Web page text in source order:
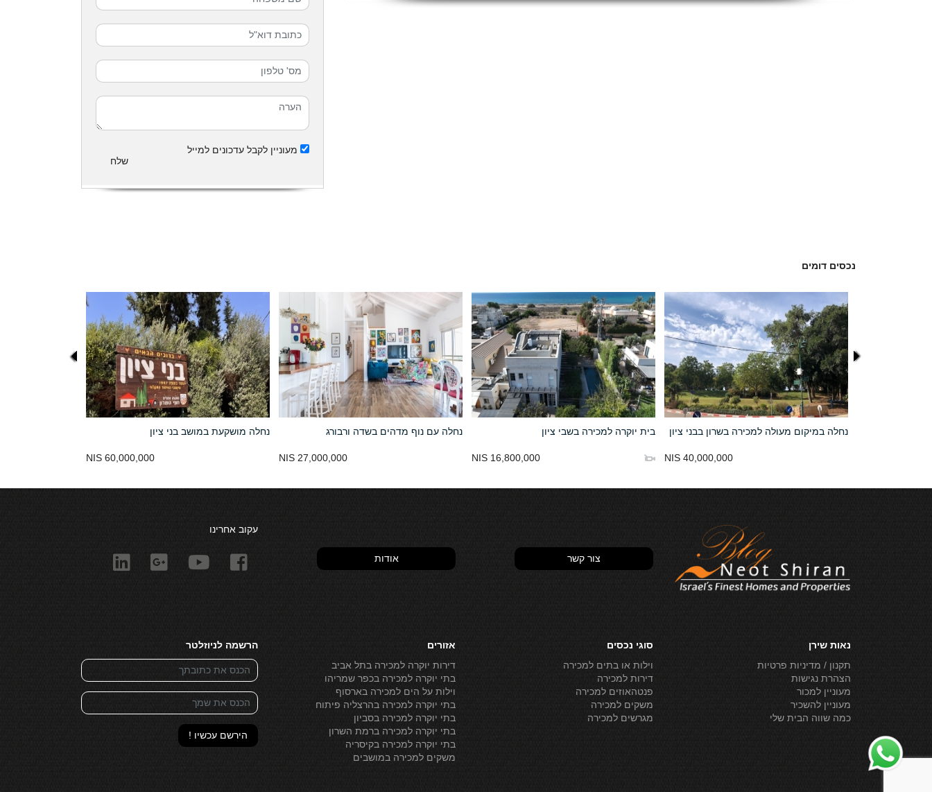
מעוניין לקבל עדכונים למייל
שלח
נכסים דומים
נחלה מושקעת במושב בני ציון
60,000,000 NIS
נחלה עם נוף מדהים בשדה ורבורג
27,000,000 NIS
בית יוקרה למכירה בשבי ציון
16,800,000 NIS
נחלה במיקום מעולה למכירה בשרון בבני ציון
40,000,000 NIS
צור קשר אודות
עקוב אחרינו
נאות שירן
תקנון / מדיניות פרטיות
הצהרת נגישות
מעוניין למכור
מעוניין להשכיר
כמה שווה הבית שלי
סוגי נכסים
וילות או בתים למכירה
דירות למכירה
פנטהאוזים למכירה
משקים למכירה
מגרשים למכירה
אזורים
דירות יוקרה למכירה בתל אביב
בתי יוקרה למכירה בכפר שמריהו
וילות על הים למכירה בארסוף
בתי יוקרה למכירה בהרצליה פיתוח
בתי יוקרה למכירה בסביון
בתי יוקרה למכירה ברמת השרון
בתי יוקרה למכירה בקיסריה
משקים למכירה במושבים
הרשמה לניוזלטר
הירשם עכשיו !